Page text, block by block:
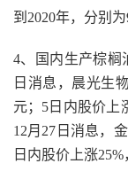
到2020年，分别为
4、国内生产棕榈
日消息，晨光生
元；5日内股价上
12月27日消息，
日内股价上涨25%